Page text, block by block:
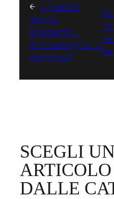
← L’omino
della
Bialetti.
Personaggio o
marchio?
SCEGLI
ARTICOLO
DALLE